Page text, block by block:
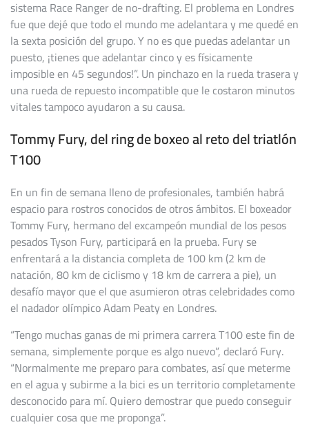
sistema Race Ranger de no-drafting. El problema en Londres
fue que dejé que todo el mundo me adelantara y me quedé en
la sexta posición del grupo. Y no es que puedas adelantar un
puesto, ¡tienes que adelantar cinco y es físicamente
imposible en 45 segundos!”. Un pinchazo en la rueda trasera y
una rueda de repuesto incompatible que le costaron minutos
vitales tampoco ayudaron a su causa.
Tommy Fury, del ring de boxeo al reto del triatlón
T100
En un fin de semana lleno de profesionales, también habrá
espacio para rostros conocidos de otros ámbitos. El boxeador
Tommy Fury, hermano del excampeón mundial de los pesos
pesados Tyson Fury, participará en la prueba. Fury se
enfrentará a la distancia completa de 100 km (2 km de
natación, 80 km de ciclismo y 18 km de carrera a pie), un
desafío mayor que el que asumieron otras celebridades como
el nadador olímpico Adam Peaty en Londres.
“Tengo muchas ganas de mi primera carrera T100 este fin de
semana, simplemente porque es algo nuevo”, declaró Fury.
“Normalmente me preparo para combates, así que meterme
en el agua y subirme a la bici es un territorio completamente
desconocido para mí. Quiero demostrar que puedo conseguir
cualquier cosa que me proponga”.